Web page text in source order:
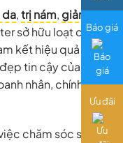
da,trị nám, giảm béo
sở hữu loạt công
kết hiệu quả ngay
tin cậy của hơn
nhân, chính
chăm sóc sắc
Báo giá
Ưu đãi